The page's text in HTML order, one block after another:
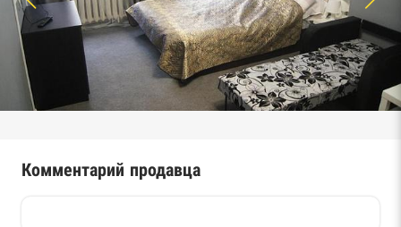
Комментарий продавца